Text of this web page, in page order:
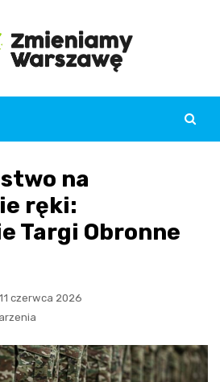
na
ręki:
Targi Obronne
11 czerwca 2026